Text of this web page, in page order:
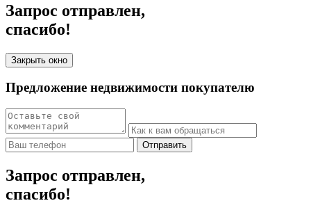
Запрос отправлен,
спасибо!
Закрыть окно
Предложение недвижимости покупателю
Отправить
Запрос отправлен,
спасибо!